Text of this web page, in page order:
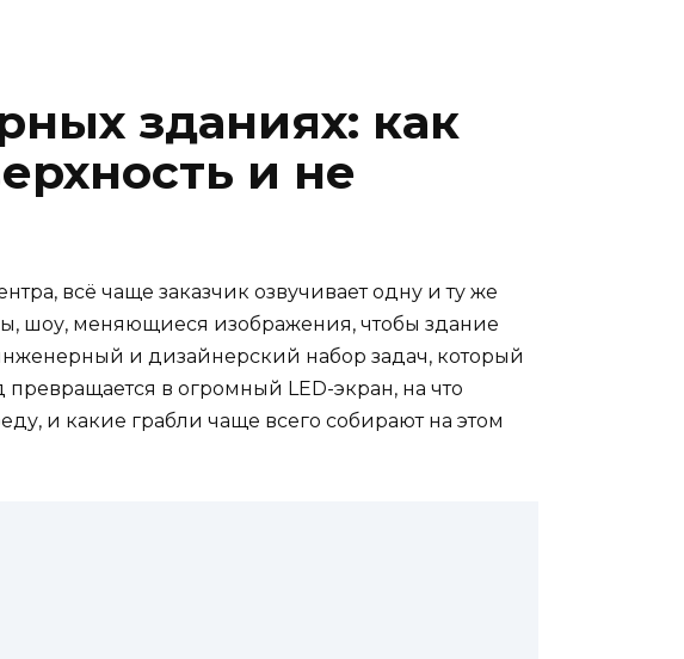
зданиях: как
и не
всё чаще заказчик озвучивает одну и ту же
шоу, меняющиеся изображения, чтобы здание
и дизайнерский набор задач, который
в огромный LED-экран, на что
и какие грабли чаще всего собирают на этом